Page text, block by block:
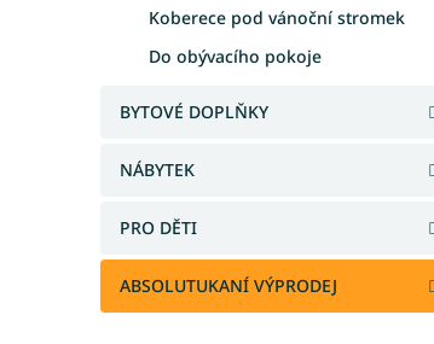
Koberece pod vánoční stromek
Do obývacího pokoje
BYTOVÉ DOPLŇKY
NÁBYTEK
PRO DĚTI
ABSOLUTUKANÍ VÝPRODEJ